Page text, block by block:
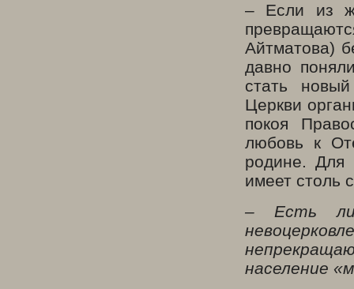
– Если из
Айтматова)
давно
стать
Церкви
покоя
любовь к
родине. Для
имеет столь
– Есть ли
население